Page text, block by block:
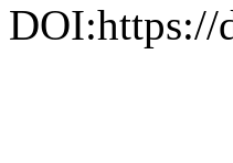
DOI:https://